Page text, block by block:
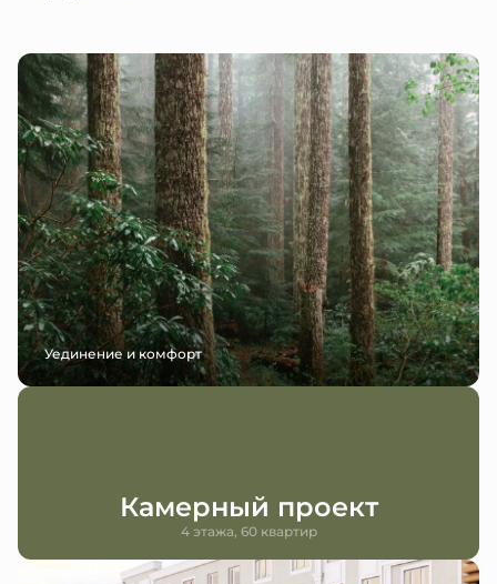
Уединение и комфорт
Камерный проект
4 этажа, 60 квартир